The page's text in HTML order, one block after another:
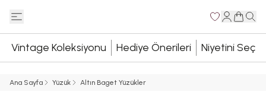
Vintage Koleksiyonu Hediye Önerileri Niyetini Seç
Ana Sayfa Yüzük Altın Baget Yüzükler